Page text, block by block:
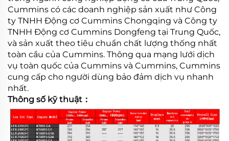
Cummins có các doanh nghiệp sản xuất như Công
ty TNHH Động cơ Cummins Chongqing và Công ty
TNHH Động cơ Cummins Dongfeng tại Trung Quốc,
và sản xuất theo tiêu chuẩn chất lượng thống nhất
toàn cầu của Cummins. Thông qua mạng lưới dịch
vụ toàn quốc của Cummins và Cummins, Cummins
cung cấp cho người dùng bảo đảm dịch vụ nhanh
nhất.
Thông số kỹ thuật：